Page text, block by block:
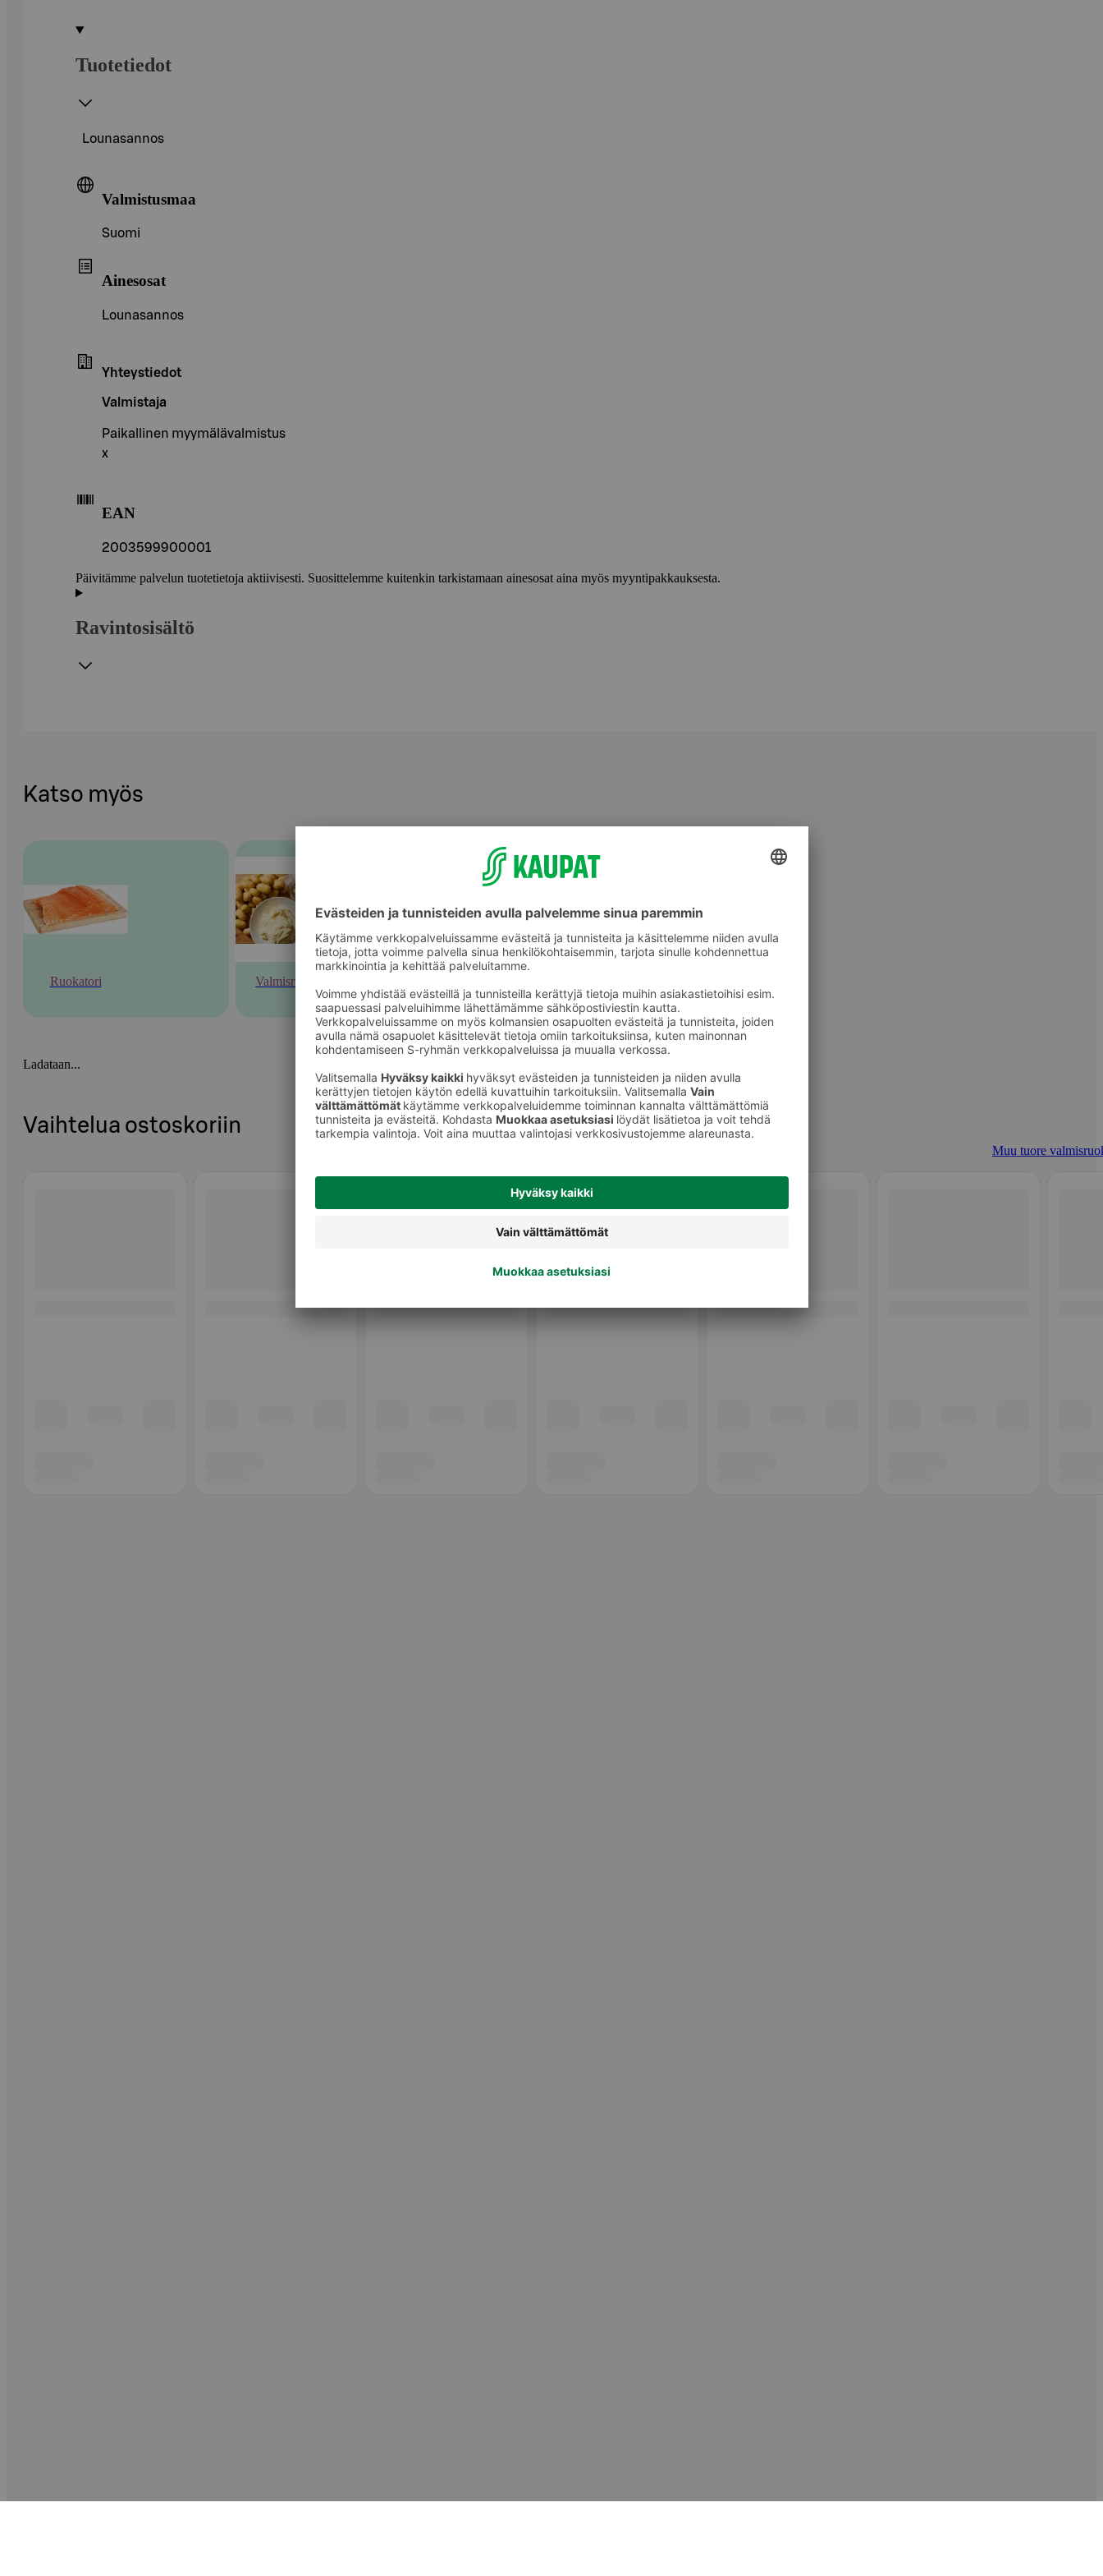
Tuotetiedot
Lounasannos
Valmistusmaa
Suomi
Ainesosat
Lounasannos
Yhteystiedot
Valmistaja
Paikallinen myymälävalmistus
x
EAN
2003599900001
Päivitämme palvelun tuotetietoja aktiivisesti. Suosittelemme kuitenkin tarkistamaan ainesosat aina myös myyntipakkauksesta.
Ravintosisältö
Katso myös
Ruokatori Valmisruoka
Ladataan...
Vaihtelua ostoskoriin
Muu tuore